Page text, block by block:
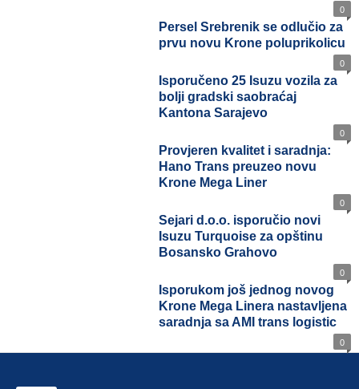
0
Persel Srebrenik se odlučio za
prvu novu Krone poluprikolicu
0
Isporučeno 25 Isuzu vozila za
bolji gradski saobraćaj
Kantona Sarajevo
0
Provjeren kvalitet i saradnja:
Hano Trans preuzeo novu
Krone Mega Liner
0
Sejari d.o.o. isporučio novi
Isuzu Turquoise za opštinu
Bosansko Grahovo
0
Isporukom još jednog novog
Krone Mega Linera
nastavljena saradnja sa AMI